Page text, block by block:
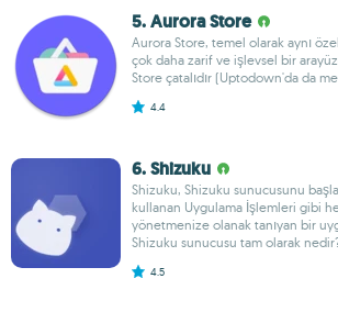
5. Aurora Store
Aurora Store, temel olarak aynı
çok daha zarif ve işlevsel bir
Store çatalıdır (Uptodown'da da
4.4
6. Shizuku
Shizuku, Shizuku sunucusunu
kullanan Uygulama İşlemleri gibi
yönetmenize olanak tanıyan bir
Shizuku sunucusu tam olarak
4.5